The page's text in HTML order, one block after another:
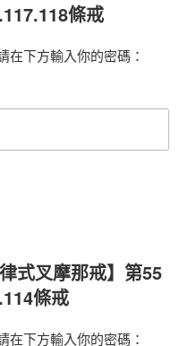
條戒
在下方輸入你的密碼：
式叉摩那戒】第55
條戒
在下方輸入你的密碼：